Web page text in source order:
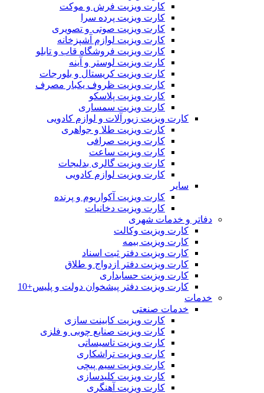
کارت ویزیت فرش و موکت
کارت ویزیت پرده سرا
کارت ویزیت صوتی و تصویری
کارت ویزیت لوازم آشپزخانه
کارت ویزیت فروشگاه قاب و تابلو
کارت ویزیت لوستر و آینه
کارت ویزیت کریستال و بلورجات
کارت ویزیت ظروف یکبار مصرف
کارت ویزیت پلاسکو
کارت ویزیت سمساری
کارت ویزیت زیورآلات و لوازم کادویی
کارت ویزیت طلا و جواهری
کارت ویزیت صرافی
کارت ویزیت ساعت
کارت ویزیت گالری بدلیجات
کارت ویزیت لوازم کادویی
سایر
کارت ویزیت آکواریوم و پرنده
کارت ویزیت دخانیات
دفاتر و خدمات شهری
کارت ویزیت وکالت
کارت ویزیت بیمه
کارت ویزیت دفتر ثبت اسناد
کارت ویزیت دفتر ازدواج و طلاق
کارت ویزیت حسابداری
کارت ویزیت دفتر پیشخوان دولت و پلیس+10
خدمات
خدمات صنعتی
کارت ویزیت کابینت سازی
کارت ویزیت صنایع چوبی و فلزی
کارت ویزیت تاسیساتی
کارت ویزیت تراشکاری
کارت ویزیت سیم پیچی
کارت ویزیت کلیدسازی
کارت ویزیت آهنگری